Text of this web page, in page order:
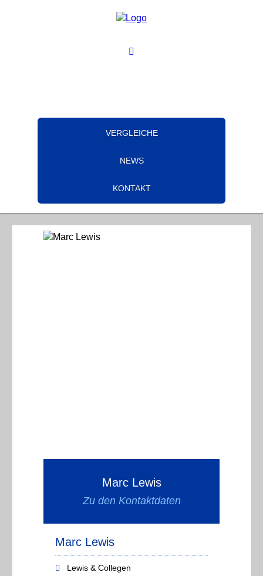
VERGLEICHE
NEWS
KONTAKT
Marc Lewis
Zu den Kontaktdaten
Marc Lewis
Lewis & Collegen